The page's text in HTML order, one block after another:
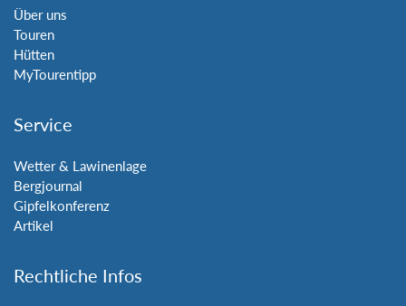
Über uns
Touren
Hütten
MyTourentipp
Service
Wetter & Lawinenlage
Bergjournal
Gipfelkonferenz
Artikel
Rechtliche Infos